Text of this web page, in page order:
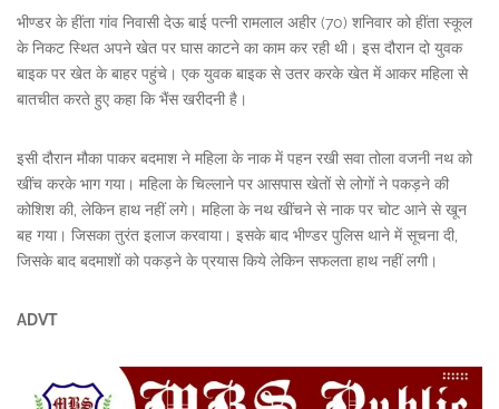
भीण्डर के हींता गांव निवासी देऊ बाई पत्नी रामलाल अहीर (70) शनिवार को हींता स्कूल
के निकट स्थित अपने खेत पर घास काटने का काम कर रही थी। इस दौरान दो युवक
बाइक पर खेत के बाहर पहुंचे। एक युवक बाइक से उतर करके खेत में आकर महिला से
बातचीत करते हुए कहा कि भैंस खरीदनी है।
इसी दौरान मौका पाकर बदमाश ने महिला के नाक में पहन रखी सवा तोला वजनी नथ को
खींच करके भाग गया। महिला के चिल्लाने पर आसपास खेतों से लोगों ने पकड़ने की
कोशिश की, लेकिन हाथ नहीं लगे। महिला के नथ खींचने से नाक पर चोट आने से खून
बह गया। जिसका तुरंत इलाज करवाया। इसके बाद भीण्डर पुलिस थाने में सूचना दी,
जिसके बाद बदमाशों को पकड़ने के प्रयास किये लेकिन सफलता हाथ नहीं लगी।
ADVT